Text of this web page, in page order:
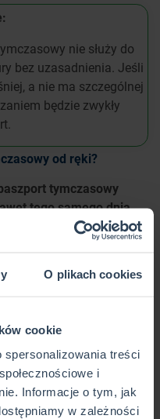
O plikach cookies
cookie
treści
i
Informacje o tym, jak
w zależności
nie służy do
bez uzasadnienia. Jeśli
a nie ma szczególnej
będzie zwykły
od ręki?
tymczasowy
tego samego dnia.
na
osobom, które
jest nieważny lub ma
otrzymać paszport
potwierdzić tożsamość,
uzasadnia wydanie